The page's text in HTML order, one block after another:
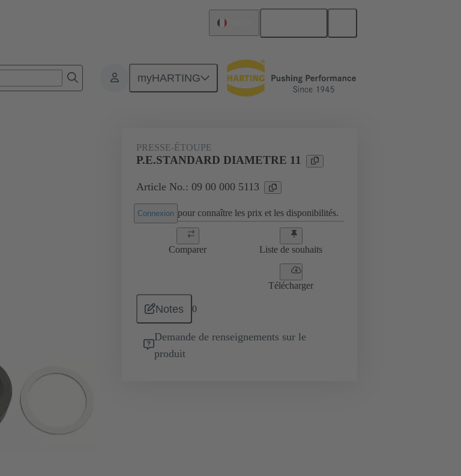
myHARTING
Accessoires Presse-étoupes 09 00 000 5113
PRESSE-ÉTOUPE
P.E.STANDARD DIAMETRE 11
Article No.: 09 00 000 5113
Connexion pour connaître les prix et les disponibilités.
Comparer Liste de souhaits
Télécharger
Notes 0
Demande de renseignements sur le
produit